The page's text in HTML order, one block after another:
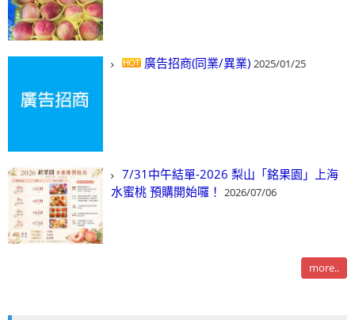
廣告招商(同業/異業) 2025/01/25
7/31中午結單-2026 梨山「銘果園」上海
水蜜桃 預購開始囉！ 2026/07/06
more..